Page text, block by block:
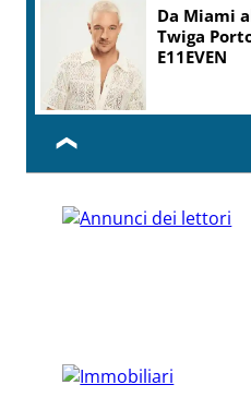
Da Miami
Twiga
E11EVEN
❮